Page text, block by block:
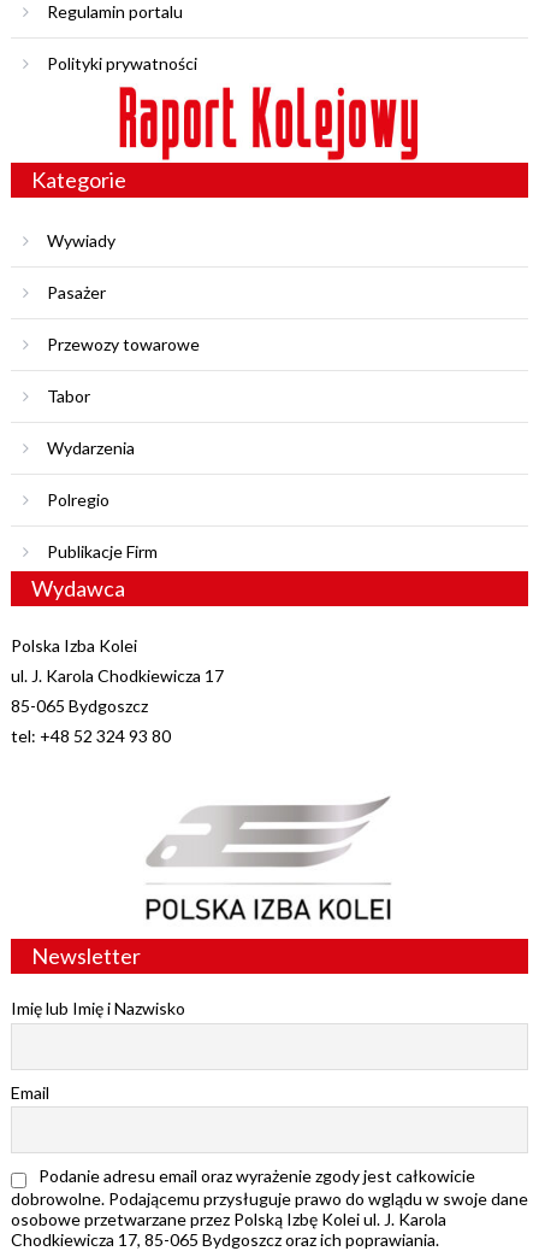
Regulamin portalu
Polityki prywatności
Kategorie
Wywiady
Pasażer
Przewozy towarowe
Tabor
Wydarzenia
Polregio
Publikacje Firm
Wydawca
Polska Izba Kolei
ul. J. Karola Chodkiewicza 17
85-065 Bydgoszcz
tel: +48 52 324 93 80
Newsletter
Imię lub Imię i Nazwisko
Email
Podanie adresu email oraz wyrażenie zgody jest całkowicie
dobrowolne. Podającemu przysługuje prawo do wglądu w swoje dane
osobowe przetwarzane przez Polską Izbę Kolei ul. J. Karola
Chodkiewicza 17, 85-065 Bydgoszcz oraz ich poprawiania.